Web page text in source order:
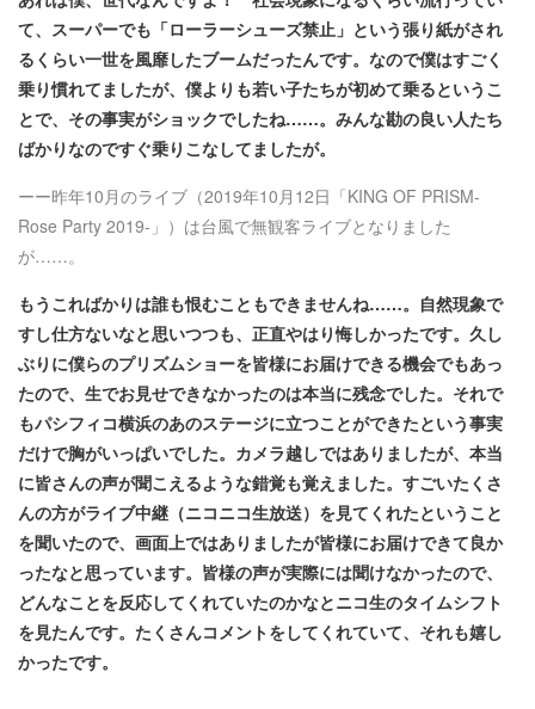
て、スーパーでも「ローラーシューズ禁止」という張り紙がされ
るくらい一世を風靡したブームだったんです。なので僕はすごく
乗り慣れてましたが、僕よりも若い子たちが初めて乗るというこ
とで、その事実がショックでしたね……。みんな勘の良い人たち
ばかりなのですぐ乗りこなしてましたが。
ーー昨年10月のライブ（2019年10月12日「KING OF PRISM-
Rose Party 2019-」）は台風で無観客ライブとなりました
が……。
もうこればかりは誰も恨むこともできませんね……。自然現象で
すし仕方ないなと思いつつも、正直やはり悔しかったです。久し
ぶりに僕らのプリズムショーを皆様にお届けできる機会でもあっ
たので、生でお見せできなかったのは本当に残念でした。それで
もパシフィコ横浜のあのステージに立つことができたという事実
だけで胸がいっぱいでした。カメラ越しではありましたが、本当
に皆さんの声が聞こえるような錯覚も覚えました。すごいたくさ
んの方がライブ中継（ニコニコ生放送）を見てくれたということ
を聞いたので、画面上ではありましたが皆様にお届けできて良か
ったなと思っています。皆様の声が実際には聞けなかったので、
どんなことを反応してくれていたのかなとニコ生のタイムシフト
を見たんです。たくさんコメントをしてくれていて、それも嬉し
かったです。